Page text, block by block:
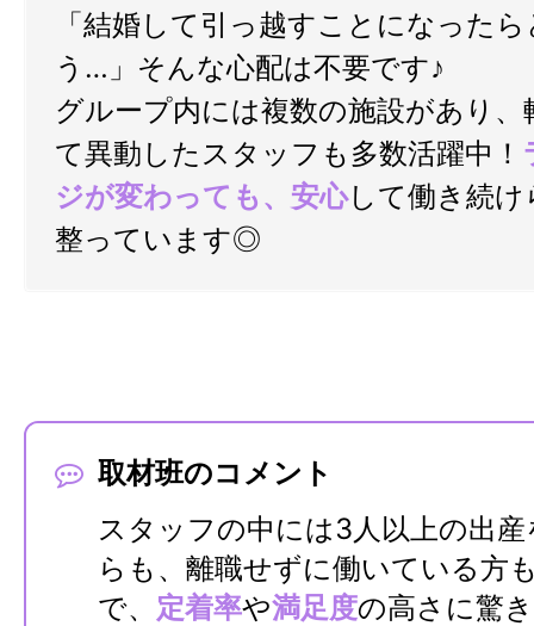
「結婚して引っ越すことになった
う…」そんな心配は不要です♪
グループ内には複数の施設があり、
て異動したスタッフも多数活躍中！
ジが変わっても、安心して働き続
整っています◎
取材班のコメント
スタッフの中には3人以上の出
らも、離職せずに働いている方
で、 定着率や満足度の高さに驚